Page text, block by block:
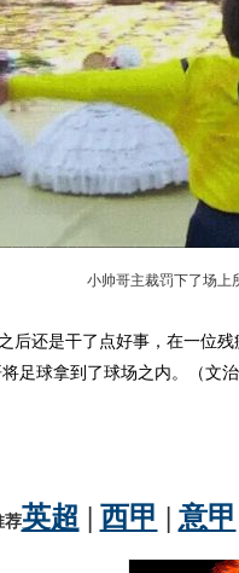
小帅哥主裁罚下了场上
还是干了点好事，在一位残
足球拿到了球场之内。（文治